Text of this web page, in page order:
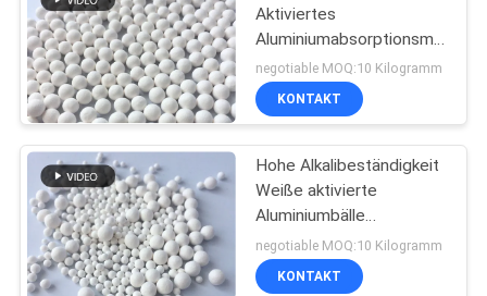
NEUIGKEITEN
FÄLLE
ANGEBOT
ANFORDERN
SITEMAP
Aktiviertes
Aluminiumabsorptionsmittel
Weiß Aktiviertes
Aluminiumabsorptionsmittel
Trockner
negotiable MOQ:10 Kilogramm
KONTAKT
Hohe Alkalibeständigkeit
Weiße aktivierte
Aluminiumbälle
aktiviertes Aluminium
Trockner
negotiable MOQ:10 Kilogramm
KONTAKT